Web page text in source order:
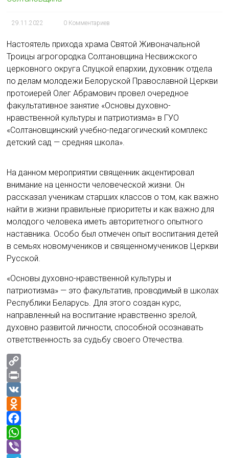
29.11.2022 0 Комментариев
Настоятель прихода храма Святой Живоначальной
Троицы агрогородка Солтановщина Несвижского
церковного округа Слуцкой епархии, духовник отдела
по делам молодежи Белоруской Православной Церкви
протоиерей Олег Абрамович провел очередное
факультативное занятие «Основы духовно-
нравственной культуры и патриотизма» в ГУО
«Солтановщинский учебно-педагогический комплекс
детский сад — средняя школа».
На данном мероприятии священник акцентировал
внимание на ценности человеческой жизни. Он
рассказал ученикам старших классов о том, как важно
найти в жизни правильные приоритеты и как важно для
молодого человека иметь авторитетного опытного
наставника. Особо был отмечен опыт воспитания детей
в семьях новомучеников и священномучеников Церкви
Русской.
«Основы духовно-нравственной культуры и
патриотизма» — это факультатив, проводимый в школах
Республики Беларусь. Для этого создан курс,
направленный на воспитание нравственно зрелой,
духовно развитой личности, способной осознавать
ответственность за судьбу своего Отечества.
C
o
p
y
L
P
i
n
t
V
K
O
d
n
F
a
W